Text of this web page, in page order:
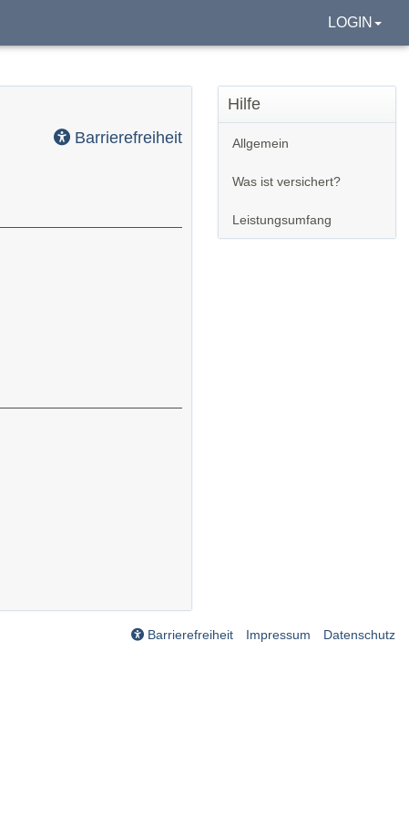
LOGIN
Barrierefreiheit
Hilfe
Allgemein
Was ist versichert?
Leistungsumfang
Barrierefreiheit Impressum Datenschutz